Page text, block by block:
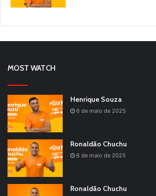
MOST WATCH
Henrique Souza
6 de maio de 2025
Ronaldão Chuchu
6 de maio de 2025
Ronaldão Chuchu